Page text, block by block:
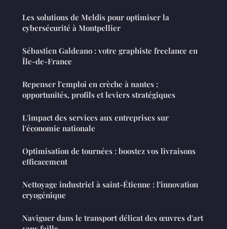
Les solutions de Meldis pour optimiser la
cybersécurité à Montpellier
Sébastien Galdeano : votre graphiste freelance en
Île-de-France
Repenser l'emploi en crèche à nantes :
opportunités, profils et leviers stratégiques
L'impact des services aux entreprises sur
l'économie nationale
Optimisation de tournées : boostez vos livraisons
efficacement
Nettoyage industriel à saint-Étienne : l'innovation
cryogénique
Naviguer dans le transport délicat des œuvres d'art